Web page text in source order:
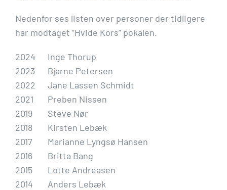
Nedenfor ses listen over personer der tidligere
har modtaget ”Hvide Kors” pokalen.
2024
Inge Thorup
2023
Bjarne Petersen
2022
Jane Lassen Schmidt
2021
Preben Nissen
2019
Steve Nør
2018
Kirsten Lebæk
2017
Marianne Lyngsø Hansen
2016
Britta Bang
2015
Lotte Andreasen
2014
Anders Lebæk